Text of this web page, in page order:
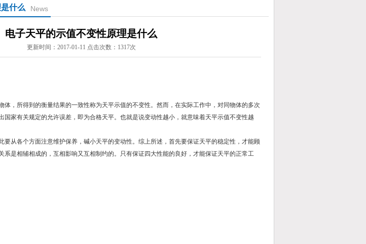
什么 News
电子天平的示值不变性原理是什么
更新时间：2017-01-11 点击次数：1317次
体，所得到的衡量结果的一致性称为天平示值的不变性。然而，在实际工作中，对同物体的多次
国家有关规定的允许误差，即为合格天平。也就是说变动性越小，就意味着天平示值不变性越
要从各个方面注意维护保养，碱小天平的变动性。综上所述，首先要保证天平的稳定性，才能顾
系是相辅相成的，互相影响又互相制约的。只有保证四大性能的良好，才能保证天平的正常工